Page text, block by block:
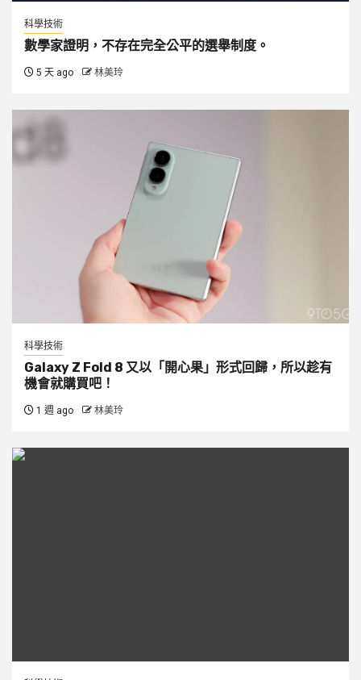
科學技術
數學家證明，不存在完全公平的選舉制度。
5 天 ago 林美玲
科學技術
Galaxy Z Fold 8 又以「開心果」形式回歸，所以趁有
機會就購買吧！
1 週 ago 林美玲